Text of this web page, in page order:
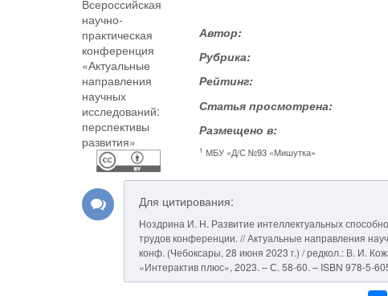
Автор:
Рубрика:
Рейтинг:
Статья просмотрена:
Размещено в:
1 МБУ «Д/С №93 «Мишутка»
Для цитирования:
Ноздрина И. Н. Развитие интеллектуальных
трудов конференции. // Актуальные направления
конф. (Чебоксары, 28 июня 2023 г.) / редкол.: В. И.
«Интерактив плюс», 2023. – С. 58-60. – ISBN 978-5-